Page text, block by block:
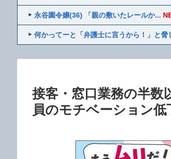
永谷園令嬢(36) 「親の敷いたレールか...
何かってーと「弁護士に言うから！」と脅
接客・窓口業務の半数
員のモチベーション